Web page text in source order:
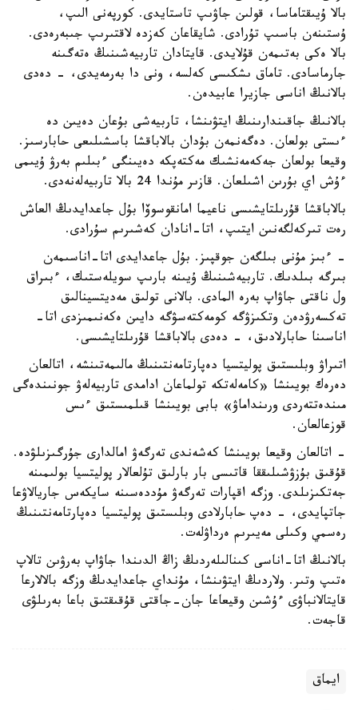
بالا ۇيىقتاماسا، قولىن جاۋىپ تاستايدى. كورپەنى الىپ،
ۇستىنەن باسىپ تۇرادى. شايقاعان كەزدە لاقتىرىپ جىبەرەدى.
بالا ەكى بەتىمەن قۇلايدى. قايتادان تاربيەشىنىڭ ەتەگىنە
جارماسادى. تاماق ىشكىسى كەلسە، ونى دا بەرمەيدى، - دەدى
بالانىڭ اناسى جازيرا عابيدەن.
بالانىڭ جاقىندارىنىڭ ايتۋىنشا، تاربيەشى بۇعان دەيىن دە
ءىستى بولعان. دەگەنمەن بۇدان بالاباقشا باسشىلىعى حابارسىز.
وقيعا بولعان جەكەمەنشىك مەكتەپكە دەيىنگى ءبىلىم بەرۋ ۇيىمى
ءۇش اي بۇرىن اشىلعان. قازىر مۇندا 24 بالا تاربيەلەنەدى.
بالاباقشا قۇرىلتايشىسى ناعيما امانقوسوۆا بۇل جاعدايدىڭ العاش
رەت تىركەلگەنىن ايتىپ، اتا-انادان كەشىرىم سۇرادى.
- ءبىز مۇنى بىلگەن جوقپىز. بۇل جاعدايدى اتا-اناسىمەن
بىرگە بىلدىك. تاربيەشىنىڭ ۇيىنە بارىپ سويلەستىك، ءبىراق
ول ناقتى جاۋاپ بەرە المادى. بالانى تولىق مەديتسينالىق
تەكسەرۋدەن وتكىزۋگە كومەكتەسۋگە دايىن ەكەنىمىزدى اتا-
اناسىنا حابارلادىق، - دەدى بالاباقشا قۇرىلتايشىسى.
اتىراۋ وبلىستىق پوليتسيا دەپارتامەنتىنىڭ مالىمەتىنشە، اتالعان
دەرەك بويىنشا «كامەلەتكە تولماعان ادامدى تاربيەلەۋ جونىندەگى
مىندەتتەردى ورىنداماۋ» بابى بويىنشا قىلمىستىق ءىس
قوزعالعان.
- اتالعان وقيعا بويىنشا كەشەندى تەرگەۋ امالدارى جۇرگىزىلۋدە.
قۇقىق بۇزۋشىلىققا قاتىسى بار بارلىق تۇلعالار پوليتسيا بولىمىنە
جەتكىزىلدى. وزگە اقپارات تەرگەۋ مۇددەسىنە سايكەس جاريالاۋعا
جاتپايدى، - دەپ حابارلادى وبلىستىق پوليتسيا دەپارتامەنتىنىڭ
رەسمي وكىلى مەيىرىم ەرداۋلەت.
بالانىڭ اتا-اناسى كىنالىلەردىڭ زاڭ الدىندا جاۋاپ بەرۋىن تالاپ
ەتىپ وتىر. ولاردىڭ ايتۋىنشا، مۇنداي جاعدايدىڭ وزگە بالالارعا
قايتالانباۋى ءۇشىن وقيعاعا جان-جاقتى قۇقىقتىق باعا بەرىلۋى
قاجەت.
ايماق